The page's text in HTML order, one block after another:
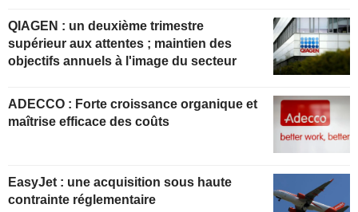
QIAGEN : un deuxième trimestre
supérieur aux attentes ; maintien des
objectifs annuels à l'image du secteur
ADECCO : Forte croissance organique et
maîtrise efficace des coûts
EasyJet : une acquisition sous haute
contrainte réglementaire